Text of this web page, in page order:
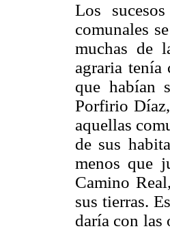
Los
comunales
muchas de
agraria tenía
que habían
Porfirio
aquellas
de sus
menos que
Camino
sus tierras.
daría con las